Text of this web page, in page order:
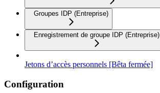
Groupes IDP (Entreprise)
Enregistrement de groupe IDP (Entreprise)
Jetons d’accès personnels [Bêta fermée]
Configuration